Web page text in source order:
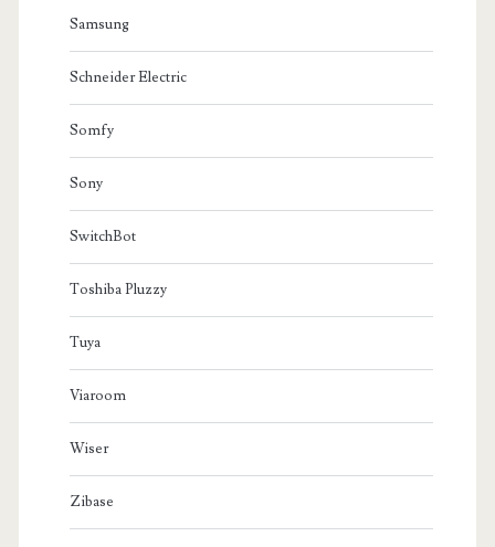
Samsung
Schneider Electric
Somfy
Sony
SwitchBot
Toshiba Pluzzy
Tuya
Viaroom
Wiser
Zibase